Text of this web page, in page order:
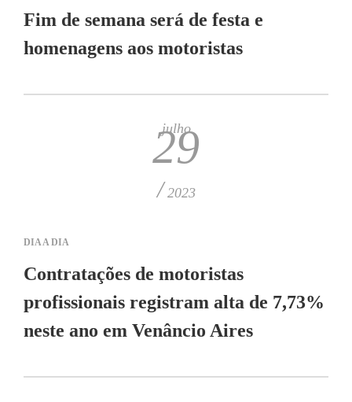
Fim de semana será de festa e
homenagens aos motoristas
julho
29
/ 2023
DIA A DIA
Contratações de motoristas
profissionais registram alta de 7,73%
neste ano em Venâncio Aires